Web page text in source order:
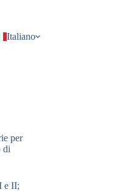
Italiano
per
di
e II;